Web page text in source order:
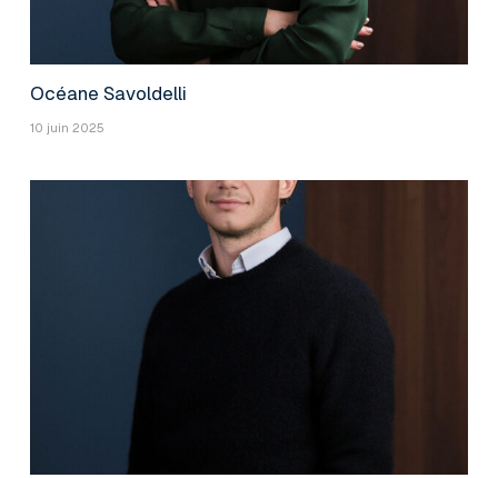
Océane Savoldelli
10 juin 2025